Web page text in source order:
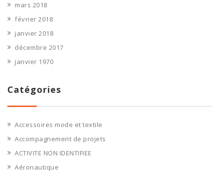
mars 2018
février 2018
janvier 2018
décembre 2017
janvier 1970
Catégories
Accessoires mode et textile
Accompagnement de projets
ACTIVITE NON IDENTIFIEE
Aéronautique